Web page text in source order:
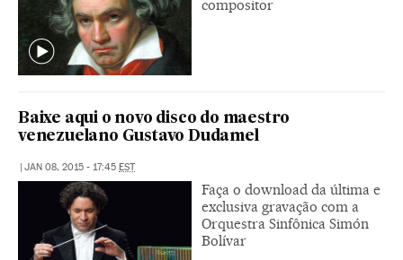
compositor
Baixe aqui o novo disco do maestro
venezuelano Gustavo Dudamel
| JAN 08, 2015 - 17:45 EST
Faça o download da última e
exclusiva gravação com a
Orquestra Sinfônica Simón
Bolívar